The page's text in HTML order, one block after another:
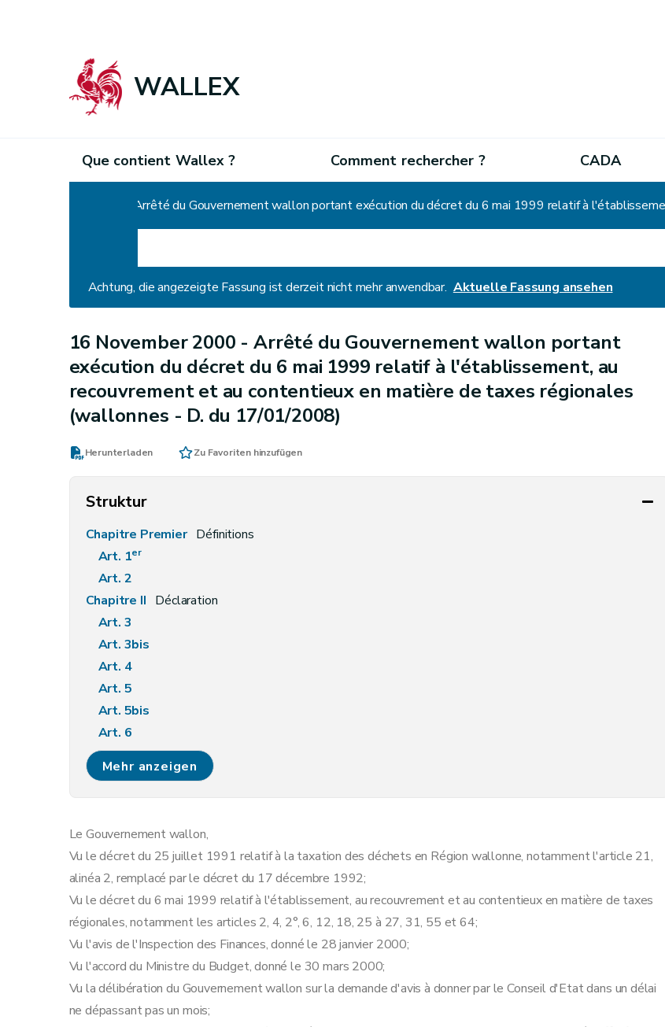
WALLEX
Que contient Wallex ? Comment rechercher ? CADA
Achtung, die angezeigte Fassung ist derzeit nicht mehr anwendbar. Aktuelle Fassung ansehen
16 November 2000 -Arrêté du Gouvernement wallon portant
exécution du décret du 6 mai 1999 relatif à l'établissement, au
recouvrement et au contentieux en matière de taxes régionales
(wallonnes - D. du 17/01/2008)
Herunterladen Zu Favoriten hinzufügen
Struktur
Chapitre Premier Définitions
Art. 1er
Art. 2
Chapitre II Déclaration
Art. 3
Art. 3bis
Art. 4
Art. 5
Art. 5bis
Art. 6
Art. 6bis
Chapitre III Rôles
Art. 8bis
Chapitre IV
Voies de recours
Art. 9
Chapitre V Intérêts
Art. 10
Chapitre VI Paiements et quittances
Art. 11
Art. 12
Art. 12bis
Mehr anzeigen
Le Gouvernement wallon,
Vu le décret du 25 juillet 1991 relatif à la taxation des déchets en Région wallonne, notamment l'article 21,
alinéa 2, remplacé par le décret du 17 décembre 1992;
Vu le décret du 6 mai 1999 relatif à l'établissement, au recouvrement et au contentieux en matière de taxes
régionales, notamment les articles 2, 4, 2°, 6, 12, 18, 25 à 27, 31, 55 et 64;
Vu l'avis de l'Inspection des Finances, donné le 28 janvier 2000;
Vu l'accord du Ministre du Budget, donné le 30 mars 2000;
Vu la délibération du Gouvernement wallon sur la demande d'avis à donner par le Conseil d'Etat dans un délai
ne dépassant pas un mois;